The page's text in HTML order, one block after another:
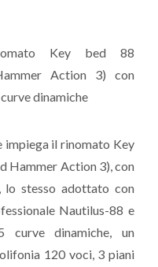
impiega il rinomato Key
Hammer Action 3), con
lo stesso adottato con
Nautilus-88 e
dinamiche, un
120 voci, 3 piani